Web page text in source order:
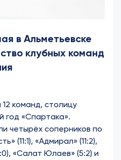
в Альметьевске
клубных команд
команд, столицу
год «Спартака».
четырёх соперников по
(11:1), «Адмирал» (11:2),
«Салат Юлаев» (5:2) и